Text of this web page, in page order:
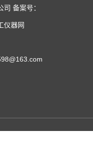
备案号：
仪器网